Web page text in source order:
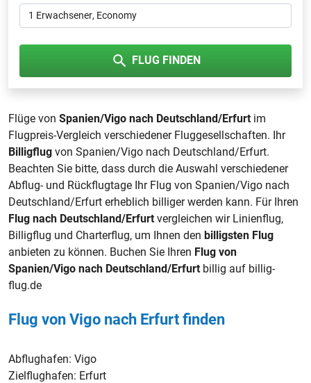
1 Erwachsener, Economy
FLUG FINDEN
Flüge von Spanien/Vigo nach Deutschland/Erfurt im
Flugpreis-Vergleich verschiedener Fluggesellschaften. Ihr
Billigflug von Spanien/Vigo nach Deutschland/Erfurt.
Beachten Sie bitte, dass durch die Auswahl verschiedener
Abflug- und Rückflugtage Ihr Flug von Spanien/Vigo nach
Deutschland/Erfurt erheblich billiger werden kann. Für Ihren
Flug nach Deutschland/Erfurt vergleichen wir Linienflug,
Billigflug und Charterflug, um Ihnen den billigsten Flug
anbieten zu können. Buchen Sie Ihren Flug von
Spanien/Vigo nach Deutschland/Erfurt billig auf billig-
flug.de
Flug von Vigo nach Erfurt finden
Abflughafen: Vigo
Zielflughafen: Erfurt